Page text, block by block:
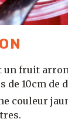
un fruit
de 10cm de
couleur